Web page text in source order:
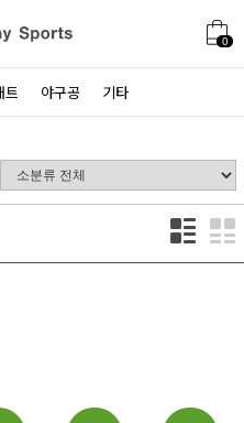
0
트 야구공 기타